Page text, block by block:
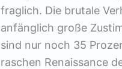
fraglich. Die brutale
anfänglich große
sind nur noch 35
raschen Renaissance